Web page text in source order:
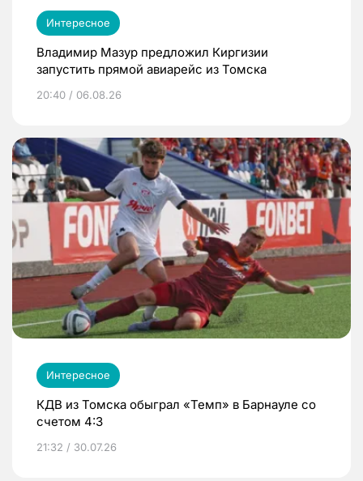
Интересное
Владимир Мазур предложил Киргизии
запустить прямой авиарейс из Томска
20:40 / 06.08.26
Интересное
КДВ из Томска обыграл «Темп» в Барнауле со
счетом 4:3
21:32 / 30.07.26